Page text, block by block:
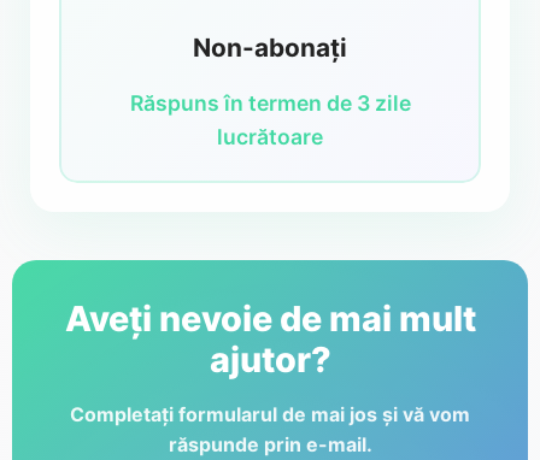
Non-abonați
Răspuns în termen de 3 zile
lucrătoare
Aveți nevoie de mai mult
ajutor?
Completați formularul de mai jos și vă vom
răspunde prin e-mail.